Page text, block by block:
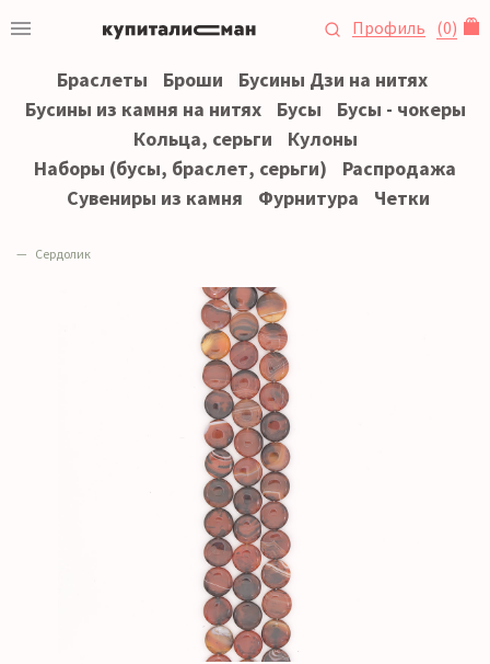
Профиль (0)
Браслеты Броши
Бусины Дзи на нитях
Бусины из камня на нитях
Бусы
Бусы - чокеры
Кольца, серьги
Кулоны
Наборы (бусы, браслет, серьги)
Распродажа
Сувениры из камня
Фурнитура Четки
Сердолик